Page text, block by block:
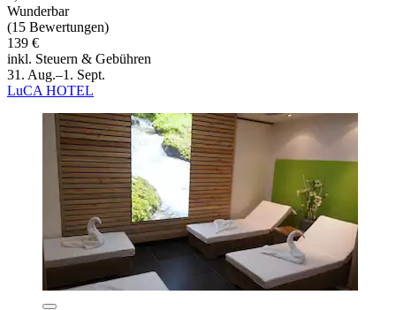
Wunderbar
(15 Bewertungen)
139 €
inkl. Steuern & Gebühren
31. Aug.–1. Sept.
LuCA HOTEL